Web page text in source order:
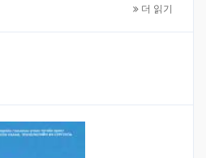
더 읽기